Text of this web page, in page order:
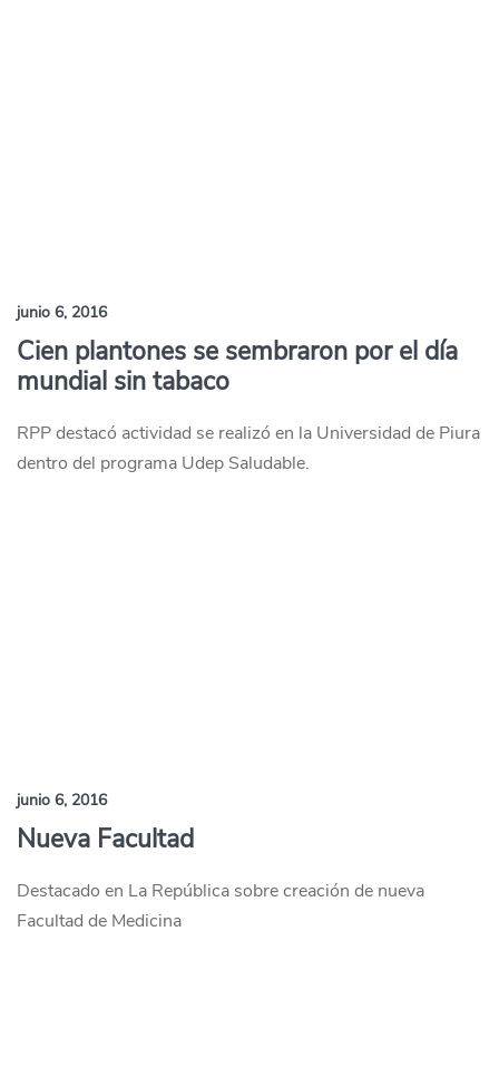
junio 6, 2016
Cien plantones se sembraron por el día
mundial sin tabaco
RPP destacó actividad se realizó en la Universidad de Piura
dentro del programa Udep Saludable.
junio 6, 2016
Nueva Facultad
Destacado en La República sobre creación de nueva
Facultad de Medicina